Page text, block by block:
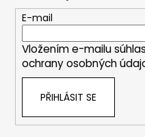
E-mail
Vložením e-mailu
ochrany osobných
PŘIHLÁSIT SE